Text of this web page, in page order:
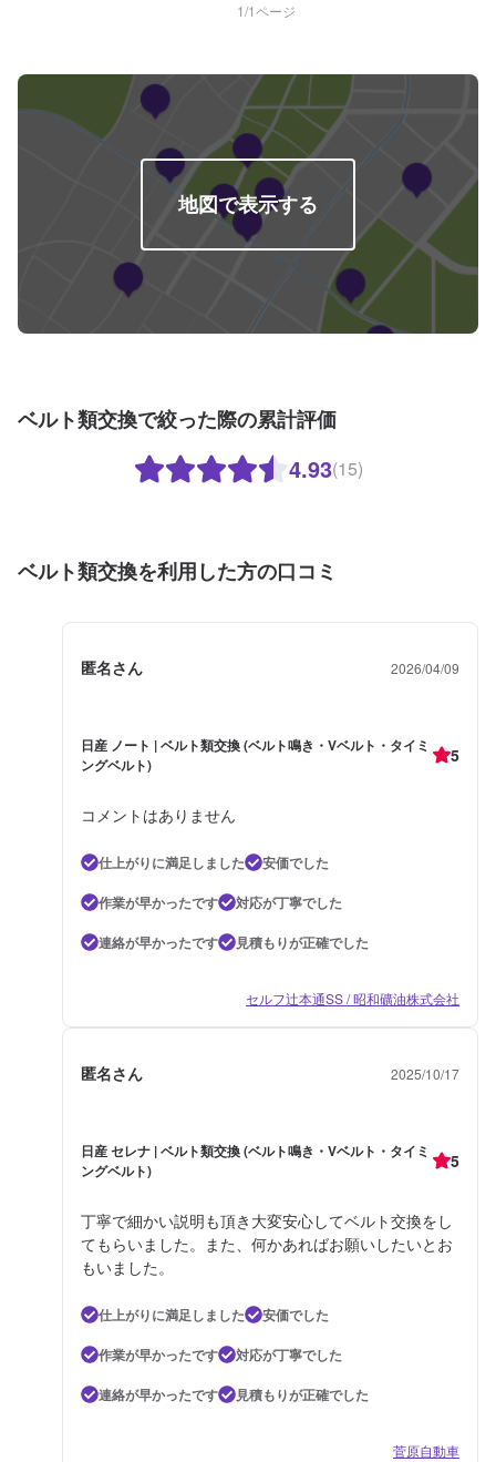
1/1ページ
地図で表示する
ベルト類交換で絞った際の累計評価
4.93(15)
ベルト類交換を利用した方の口コミ
匿名さん 2026/04/09
日産 ノート | ベルト類交換 (ベルト鳴き・Vベルト・タイミ
ングベルト)
5
コメントはありません
仕上がりに満足しました
安価でした
作業が早かったです
対応が丁寧でした
連絡が早かったです
見積もりが正確でした
セルフ辻本通SS / 昭和礦油株式会社
匿名さん 2025/10/17
日産 セレナ | ベルト類交換 (ベルト鳴き・Vベルト・タイミ
ングベルト)
5
丁寧で細かい説明も頂き大変安心してベルト交換をし
てもらいました。また、何かあればお願いしたいとお
もいました。
仕上がりに満足しました
安価でした
作業が早かったです
対応が丁寧でした
連絡が早かったです
見積もりが正確でした
菅原自動車